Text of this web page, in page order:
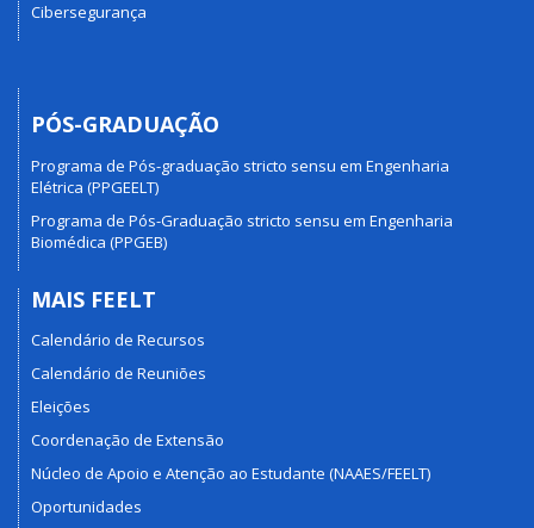
Cibersegurança
PÓS-GRADUAÇÃO
Programa de Pós-graduação stricto sensu em Engenharia
Elétrica (PPGEELT)
Programa de Pós-Graduação stricto sensu em Engenharia
Biomédica (PPGEB)
MAIS FEELT
Calendário de Recursos
Calendário de Reuniões
Eleições
Coordenação de Extensão
Núcleo de Apoio e Atenção ao Estudante (NAAES/FEELT)
Oportunidades